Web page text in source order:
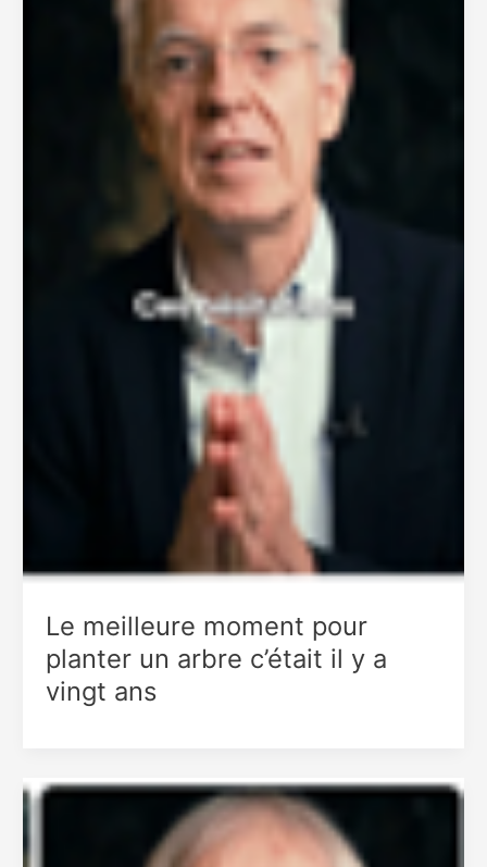
Le meilleure moment pour
planter un arbre c’était il y a
vingt ans